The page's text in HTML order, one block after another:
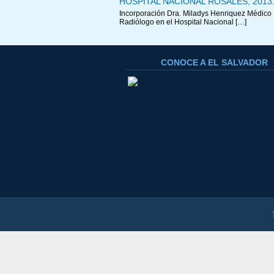
Incorporación Dra. Miladys Henriquez Médico
Radiólogo en el Hospital Nacional […]
CONOCE A EL SALVADOR